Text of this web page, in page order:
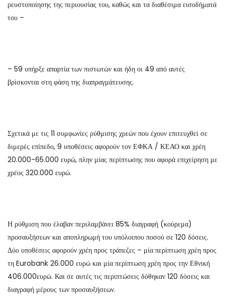
ρευστοποίησης της περιουσίας του, καθώς και τα διαθέσιμα εισοδήματά
του –
– 59 υπήρξε απαρτία των πιστωτών και ήδη οι 49 από αυτές
βρίσκονται στη φάση της διαπραγμάτευσης.
Σχετικά με τις 11 συμφωνίες ρύθμισης χρεών που έχουν επιτευχθεί σε
διμερές επίπεδο, 9 υποθέσεις αφορούν τον ΕΦΚΑ / ΚΕΑΟ και χρέη
20.000-65.000 ευρώ, πλην μίας περίπτωσης που αφορά επιχείρηση με
χρέος 320.000 ευρώ.
Η ρύθμιση που έλαβαν περιλαμβάνει 85% διαγραφή (κούρεμα)
προσαυξήσεων και αποπληρωμή του υπόλοιπου ποσού σε 120 δόσεις.
Δύο υποθέσεις αφορούν χρέη προς τράπεζες – μία περίπτωση χρέη προς
τη Eurobank 26.000 ευρώ και μία περίπτωση χρέη προς την Εθνική
406.000ευρώ. Και σε αυτές τις περιπτώσεις δόθηκαν 120 δόσεις και
διαγραφή μέρους των προσαυξήσεων.